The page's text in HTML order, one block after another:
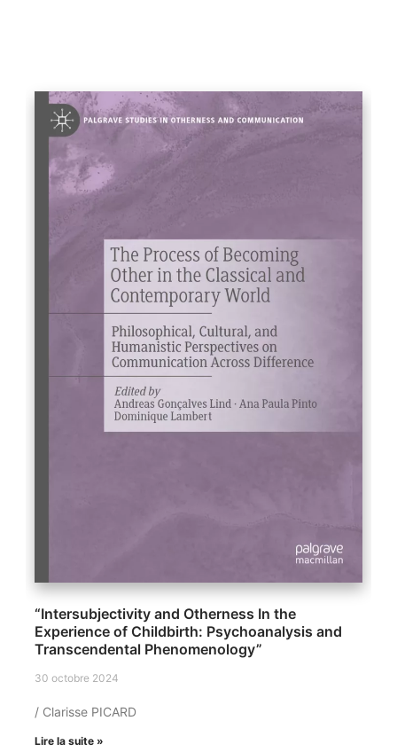
“Intersubjectivity and Otherness In the
Experience of Childbirth: Psychoanalysis and
Transcendental Phenomenology”
30 octobre 2024
/ Clarisse PICARD
Lire la suite »